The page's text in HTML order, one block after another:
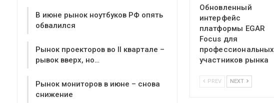
Обновленный
интерфейс
платформы EGAR
Focus для
профессиональных
участников рынка
PREV NEXT
В июне рынок ноутбуков РФ опять
обвалился
Рынок проекторов во II квартале –
рывок вверх, но…
Рынок мониторов в июне – снова
снижение